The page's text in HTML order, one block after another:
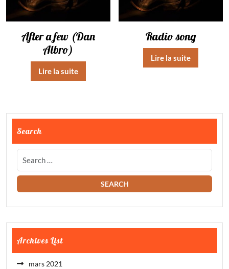
After a few (Dan
Albro)
Lire la suite
Radio song
Lire la suite
Search
Archives List
mars 2021